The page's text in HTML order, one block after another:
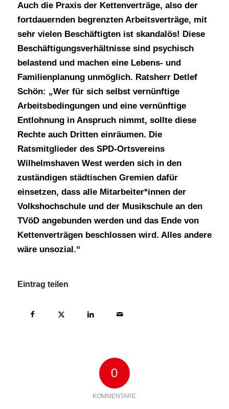
Auch die Praxis der Kettenverträge, also der
fortdauernden begrenzten Arbeitsverträge, mit
sehr vielen Beschäftigten ist skandalös! Diese
Beschäftigungsverhältnisse sind psychisch
belastend und machen eine Lebens- und
Familienplanung unmöglich. Ratsherr Detlef
Schön: „Wer für sich selbst vernünftige
Arbeitsbedingungen und eine vernünftige
Entlohnung in Anspruch nimmt, sollte diese
Rechte auch Dritten einräumen. Die
Ratsmitglieder des SPD-Ortsvereins
Wilhelmshaven West werden sich in den
zuständigen städtischen Gremien dafür
einsetzen, dass alle Mitarbeiter*innen der
Volkshochschule und der Musikschule an den
TVöD angebunden werden und das Ende von
Kettenverträgen beschlossen wird. Alles andere
wäre unsozial.“
Eintrag teilen
0
KOMMENTARE